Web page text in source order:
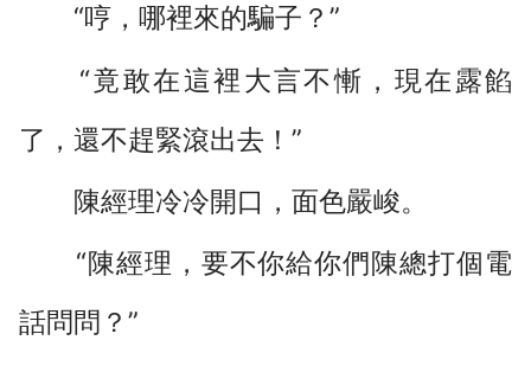
“哼，哪裡來的騙子？”
“竟敢在這裡大言不慚，現在露餡
了，還不趕緊滾出去！”
陳經理冷冷開口，面色嚴峻。
“陳經理，要不你給你們陳總打個電
話問問？”